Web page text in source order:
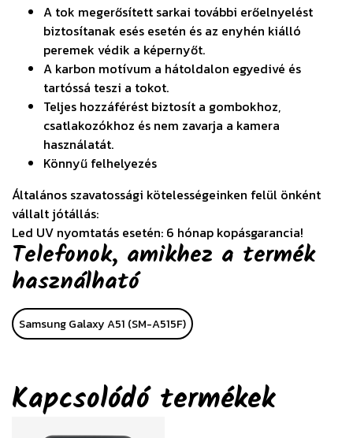
A tok megerősített sarkai további erőelnyelést
biztosítanak esés esetén és az enyhén kiálló
peremek védik a képernyőt.
A karbon motívum a hátoldalon egyedivé és
tartóssá teszi a tokot.
Teljes hozzáférést biztosít a gombokhoz,
csatlakozókhoz és nem zavarja a kamera
használatát.
Könnyű felhelyezés
Általános szavatossági kötelességeinken felül önként
vállalt jótállás:
Led UV nyomtatás esetén: 6 hónap kopásgarancia!
Telefonok, amikhez a termék
használható
Samsung Galaxy A51 (SM-A515F)
Kapcsolódó termékek